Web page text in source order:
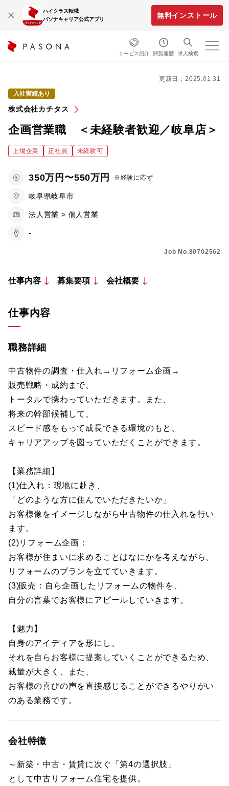
ハイクラス転職
パソナキャリア公式アプリ
無料インストール
サービス紹介 閲覧履歴 求人検索
更新日：2025.01.31
入社実績あり
株式会社カチタス
企画営業職 ＜未経験者歓迎／岐阜店＞
上場企業 正社員 未経験可
350万円〜550万円 ※経験に応ず
岐阜県岐阜市
法人営業 > 個人営業
-
Job No.80702562
仕事内容 募集要項 会社概要
仕事内容
職務詳細
中古物件の調査・仕入れ→リフォーム企画→
販売戦略・成約まで、
トータルで携わっていただきます。また、
将来の幹部候補して、
スピード感をもって成長できる環境のもと、
キャリアアップを図っていただくことができます。
【業務詳細】
(1)仕入れ：現地に赴き、
「どのような方に住んでいただきたいか」
お客様像をイメージしながら中古物件の仕入れを行い
ます。
(2)リフォーム企画：
お客様が住まいに求めることはなにかを考えながら、
リフォームのプランを立てていきます。
(3)販売：自ら企画したリフォームの物件を、
自分の言葉でお客様にアピールしていきます。
【魅力】
自身のアイディアを形にし、
それを自らお客様に提案していくことができるため、
裁量が大きく、また、
お客様の喜びの声を直接感じることができるやりがい
のある業務です。
会社特徴
～新築・中古・賃貸に次ぐ「第4の選択肢」
として中古リフォーム住宅を提供。